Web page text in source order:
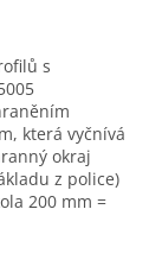
s
která vyčnívá
okraj
z police)
200 mm =